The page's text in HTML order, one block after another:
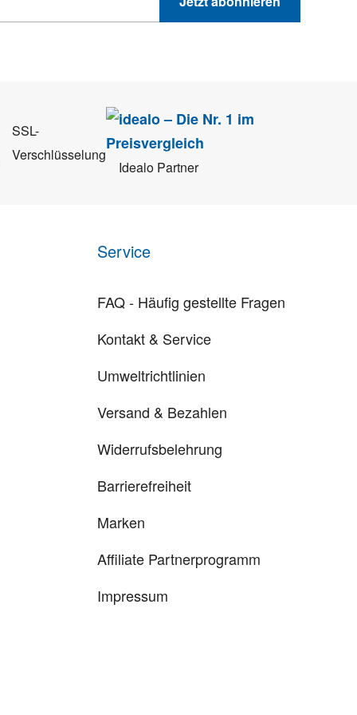
SSL-
Verschlüsselung
Idealo Partner
Service
FAQ - Häufig gestellte Fragen
Kontakt & Service
Umweltrichtlinien
Versand & Bezahlen
Widerrufsbelehrung
Barrierefreiheit
Marken
Affiliate Partnerprogramm
Impressum